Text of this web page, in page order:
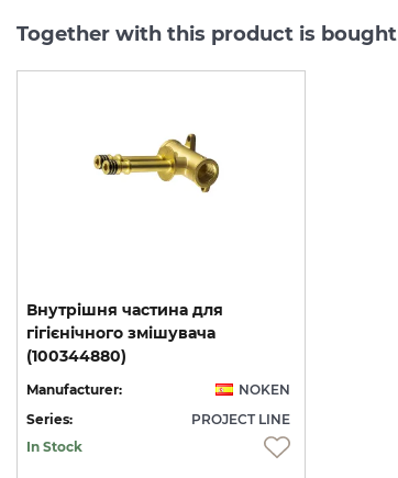
Together with this product is bought
Внутрішня частина для
гігієнічного змішувача
(100344880)
Manufacturer:
NOKEN
Series:
PROJECT LINE
In Stock